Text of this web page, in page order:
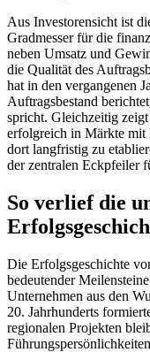
Aus Investorensicht ist
Gradmesser für die
neben Umsatz und
die Qualität des
hat in den vergangenen
Auftragsbestand
spricht. Gleichzeitig zeigt
erfolgreich in Märkte mit
dort langfristig zu
der zentralen Eckpfeiler
So verlief die
Die Erfolgsgeschichte
bedeutender
Unternehmen aus den
20. Jahrhunderts
regionalen Projekten